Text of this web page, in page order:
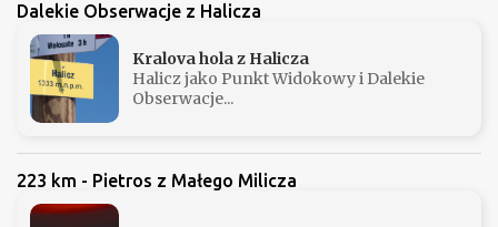
Dalekie Obserwacje z Halicza
Kralova hola z Halicza
Halicz jako Punkt Widokowy i Dalekie
Obserwacje...
223 km - Pietros z Małego Milicza